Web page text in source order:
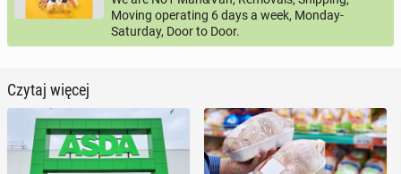
Moving operating 6 days a week, Monday-
Saturday, Door to Door.
Czytaj więcej